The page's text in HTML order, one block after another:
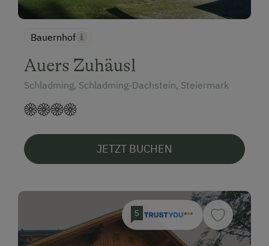
Bauernhof
Auers Zuhäusl
Schladming, Schladming-Dachstein, Steiermark
JETZT BUCHEN
5